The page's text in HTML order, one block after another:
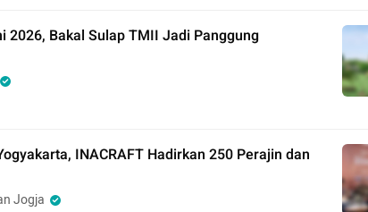
2026, Bakal Sulap TMII Jadi Panggung
INACRAFT Hadirkan 250 Perajin dan
Jogja